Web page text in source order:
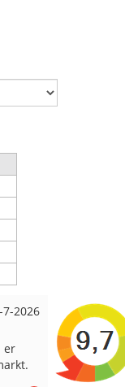
7-2026
over
Loes uit
Snelle